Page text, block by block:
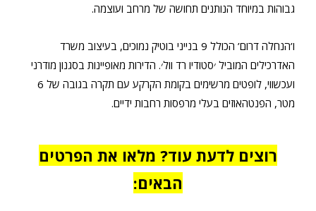
גבוהות במיוחד הנותנים תחושה של מרחב ועוצמה.
ו’הנחלה דרום’ הכולל 9 בנייני בוטיק נמוכים, בעיצוב משרד
האדרכילים המוביל ׳סטודיו רד וול׳. הדירות מאופיינות בסגנון מודרני
ועכשווי, לופטים מרשימים בקומת הקרקע עם תקרה בגובה של 6
מטר, הפנטהאוזים בעלי מרפסות רחבות ידיים.
רוצים לדעת עוד? מלאו את הפרטים
הבאים: